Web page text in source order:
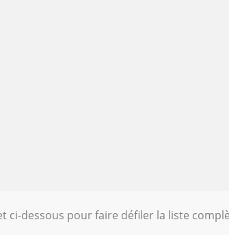
ci-dessous pour faire défiler la liste